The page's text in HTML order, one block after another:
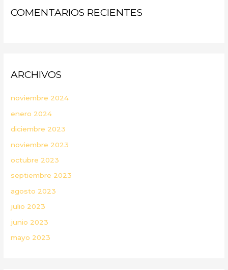
COMENTARIOS RECIENTES
ARCHIVOS
noviembre 2024
enero 2024
diciembre 2023
noviembre 2023
octubre 2023
septiembre 2023
agosto 2023
julio 2023
junio 2023
mayo 2023